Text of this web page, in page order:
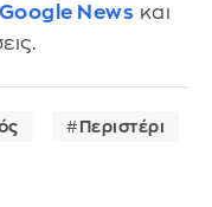
News και
Περιστέρι